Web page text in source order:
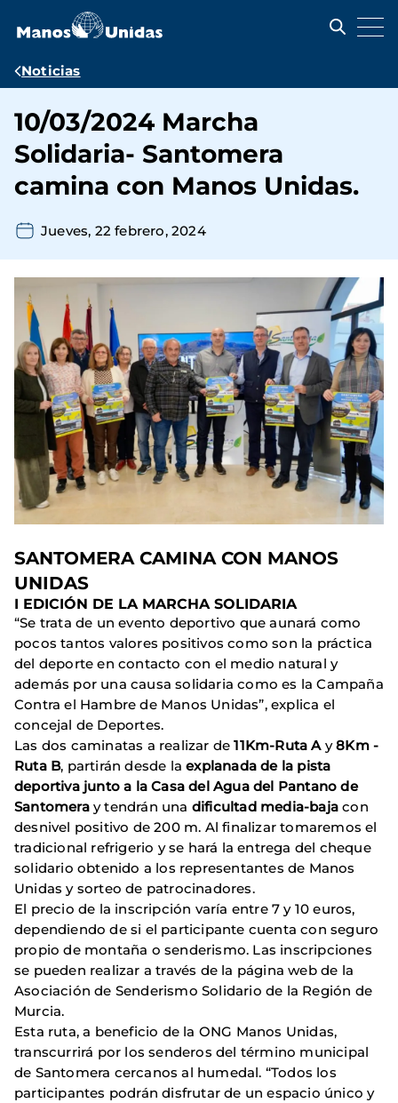
contenido
Ruta
navegación
Noticias
10/03/2024 Marcha
Solidaria- Santomera
camina con Manos Unidas.
Jueves, 22 febrero, 2024
SANTOMERA CAMINA CON MANOS
UNIDAS
I EDICIÓN DE LA MARCHA SOLIDARIA
“Se trata de un evento deportivo que aunará como
pocos tantos valores positivos como son la práctica
del deporte en contacto con el medio natural y
además por una causa solidaria como es la Campaña
Contra el Hambre de Manos Unidas”, explica el
concejal de Deportes.
Las dos caminatas a realizar de11Km-Ruta A y8Km -
Ruta B, partirán desde laexplanada de la pista
deportiva junto a la Casa del Agua del Pantano de
Santomeray tendrán una dificultad media-baja con
desnivel positivo de 200 m. Al finalizar tomaremos el
tradicional refrigerio y se hará la entrega del cheque
solidario obtenido a los representantes de Manos
Unidas y sorteo de patrocinadores.
El precio de la inscripción varía entre 7 y 10 euros,
dependiendo de si el participante cuenta con seguro
propio de montaña o senderismo. Las inscripciones
se pueden realizar a través de la página web de la
Asociación de Senderismo Solidario de la Región de
Murcia.
Esta ruta, a beneficio de la ONG Manos Unidas,
transcurrirá por los senderos del término municipal
de Santomera cercanos al humedal. “Todos los
participantes podrán disfrutar de un espacio único y